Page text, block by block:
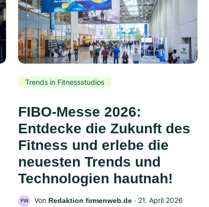
Trends in Fitnessstudios
FIBO-Messe 2026:
Entdecke die Zukunft des
Fitness und erlebe die
neuesten Trends und
Technologien hautnah!
FW Von Redaktion firmenweb.de ‧ 21. April 2026